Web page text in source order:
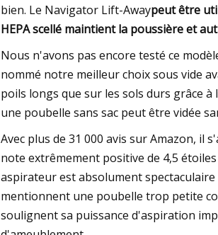
bien. Le Navigator Lift-Awaypeut être
HEPA scellé maintient la poussière et
Nous n'avons pas encore testé ce
nommé notre meilleur choix sous vide
poils longs que sur les sols durs grâce
une poubelle sans sac peut être vidée
Avec plus de 31 000 avis sur Amazon, il
note extrêmement positive de 4,5
aspirateur est absolument
mentionnent une poubelle trop petite
soulignent sa puissance d'aspiration